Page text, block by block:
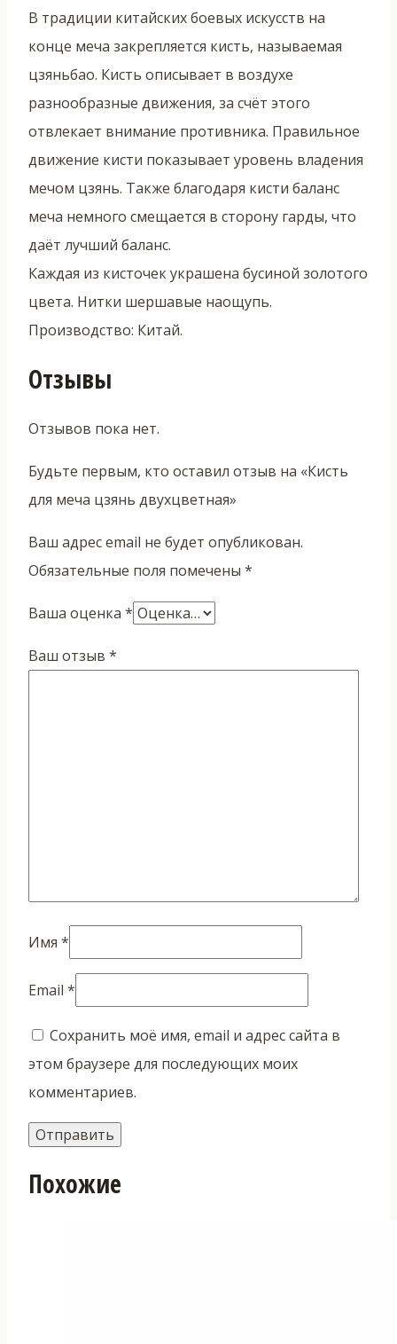
В традиции китайских боевых искусств на
конце меча закрепляется кисть, называемая
цзяньбао. Кисть описывает в воздухе
разнообразные движения, за счёт этого
отвлекает внимание противника. Правильное
движение кисти показывает уровень владения
мечом цзянь. Также благодаря кисти баланс
меча немного смещается в сторону гарды, что
даёт лучший баланс.
Каждая из кисточек украшена бусиной золотого
цвета. Нитки шершавые наощупь.
Производство: Китай.
Отзывы
Отзывов пока нет.
Будьте первым, кто оставил отзыв на «Кисть
для меча цзянь двухцветная»
Ваш адрес email не будет опубликован.
Обязательные поля помечены *
Ваша оценка *
Ваш отзыв *
Имя *
Email *
Сохранить моё имя, email и адрес сайта в
этом браузере для последующих моих
комментариев.
Похожие